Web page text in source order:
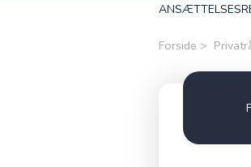
Forside